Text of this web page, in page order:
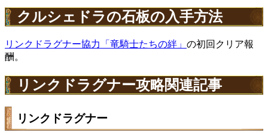
クルシェドラの石板の入手方法
リンクドラグナー協力「竜騎士たちの絆」 の初回クリア報
酬。
リンクドラグナー攻略関連記事
リンクドラグナー